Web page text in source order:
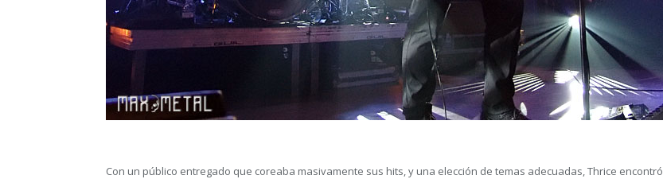
Con un público entregado que coreaba masivamente sus hits, y una elección de temas adecuadas, Thrice encontró